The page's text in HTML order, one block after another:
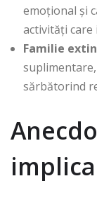
emoțional și
activități
Familie
sărbătorind